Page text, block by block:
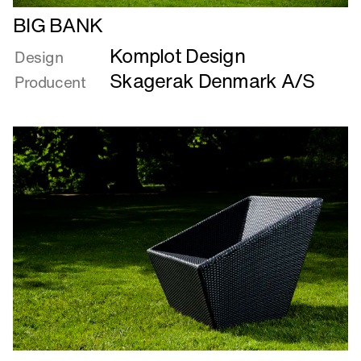
Læs
mere
om
BIG
BANK
BIG BANK
Design Komplot Design
Producent Skagerak Denmark A/S